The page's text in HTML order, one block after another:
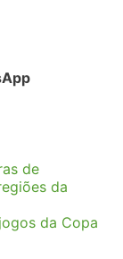
de
da
da Copa